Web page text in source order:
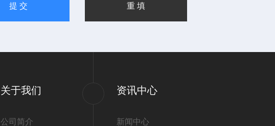
关于我们
公司简介
资讯中心
新闻中心